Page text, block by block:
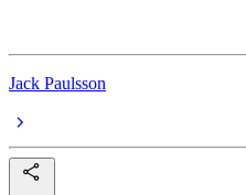
Jack Paulsson